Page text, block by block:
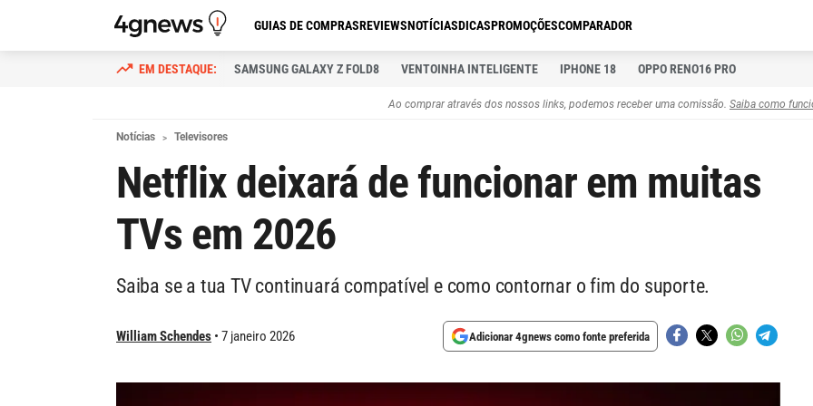
GUIAS DE COMPRASREVIEWSNOTÍCIASDICASPROMOÇÕESCOMPARADOR
SAMSUNG GALAXY Z FOLD8 VENTOINHA INTELIGENTE IPHONE 18 OPPO RENO16 PRO
Ao comprar através dos nossos links, podemos receber uma comissão. Saiba como
Notícias Televisores
Netflix deixará de funcionar em muitas
TVs em 2026
Saiba se a tua TV continuará compatível e como contornar o fim do suporte.
William Schendes 7 janeiro 2026 Adicionar 4gnews como fonte preferida